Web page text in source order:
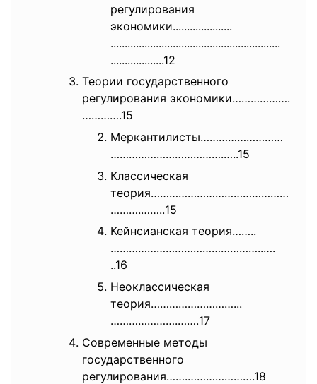
регулирования
экономики.....................
............................................................
...................12
Теории государственного
регулирования экономики……………….
………….15
Меркантилисты………………………
……………………………….…..15
Классическая
теория………………………………………
……….……..15
Кейнсианская теория……..
…………………………………………..….
..16
Неоклассическая
теория………………………...
………………….…….17
Современные методы
государственного
регулирования…….………………….18